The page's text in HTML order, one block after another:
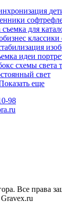
съемка для
классики
идеи
схемы света
свет
еще
98
Все права